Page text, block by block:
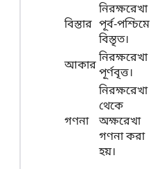
বিস্তার
নিরক্ষরেখা
পূর্ব-পশ্চিমে
বিস্তৃত।
আকারনিরক্ষরেখা
পূর্ণবৃত্ত।
গণনা
নিরক্ষরেখা
থেকে
অক্ষরেখা
গণনা করা
হয়।